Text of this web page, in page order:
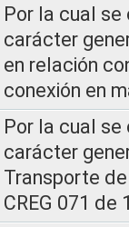
Por la cual
carácter
en relación
conexión en
Por la cual
carácter
Transporte
CREG 071 de